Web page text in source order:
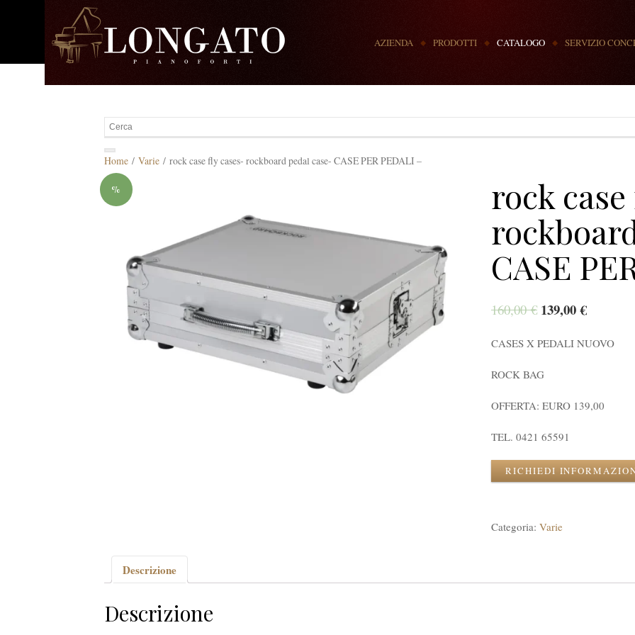
AZIENDA PRODOTTI CATALOGO SERVIZIO
Home / Varie / rock case fly cases- rockboard pedal case- CASE PER PEDALI –
%
rock
CASE
160,00€ 139,00€
CASES X PEDALI NUOVO
ROCK BAG
OFFERTA: EURO 139,00
TEL. 0421 65591
RICHIEDI
Categoria: Varie
Descrizione
Descrizione